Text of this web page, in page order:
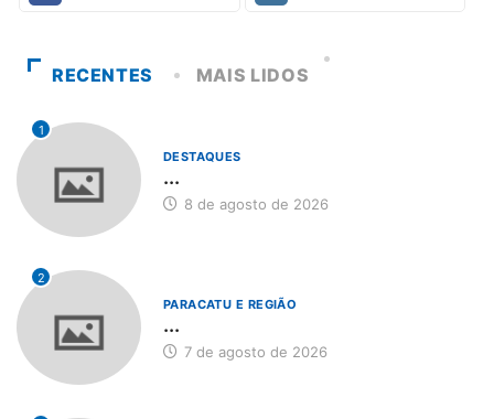
RECENTES MAIS LIDOS
1
DESTAQUES
...
8 de agosto de 2026
2
PARACATU E REGIÃO
...
7 de agosto de 2026